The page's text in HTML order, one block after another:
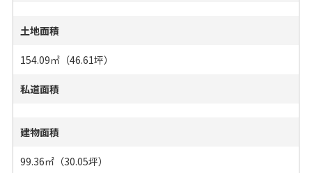
土地面積
154.09㎡（46.61坪）
私道面積
建物面積
99.36㎡（30.05坪）